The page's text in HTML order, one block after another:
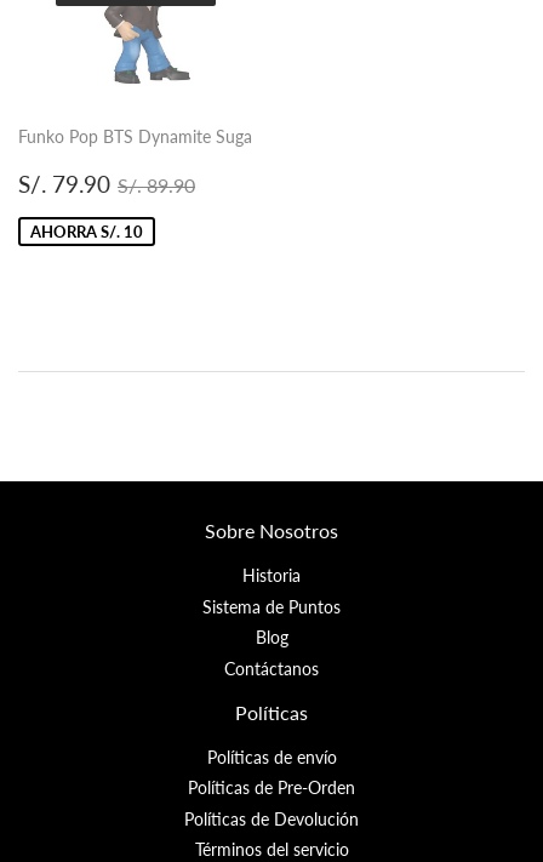
Funko Pop BTS Dynamite Suga
Precio
de
oferta
S/. 79.90 S/.
79.90
Precio habitual
S/. 89.90
AHORRA S/. 10
Sobre Nosotros
Historia
Sistema de Puntos
Blog
Contáctanos
Políticas
Políticas de envío
Políticas de Pre-Orden
Políticas de Devolución
Términos del servicio